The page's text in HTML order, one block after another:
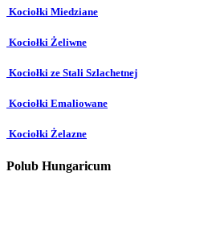
Kociołki Miedziane
Kociołki Żeliwne
Kociołki ze Stali Szlachetnej
Kociołki Emaliowane
Kociołki Żelazne
Polub Hungaricum